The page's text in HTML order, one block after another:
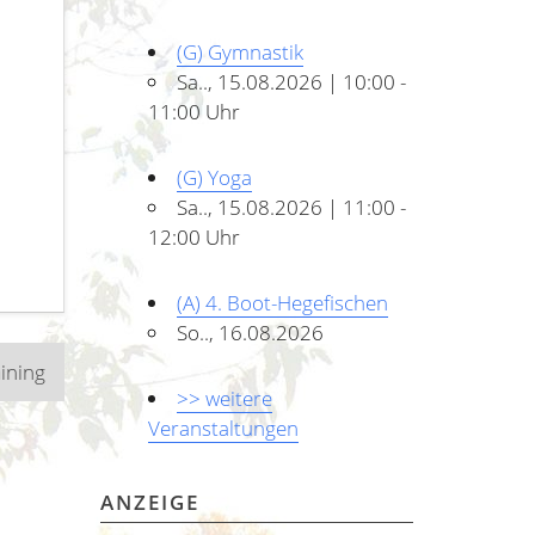
(G) Gymnastik
Sa.., 15.08.2026 | 10:00 -
11:00 Uhr
(G) Yoga
Sa.., 15.08.2026 | 11:00 -
12:00 Uhr
(A) 4. Boot-Hegefischen
So.., 16.08.2026
>> weitere
Veranstaltungen
ANZEIGE